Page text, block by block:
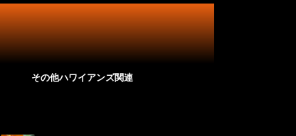
その他ハワイアンズ関連